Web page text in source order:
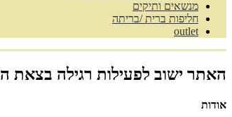
מנשאים ותיקים
חליפות ברית /בריתה
outlet
האתר ישוב לפעילות רגילה בצאת
אודות